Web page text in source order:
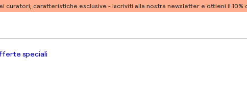
curatori, caratteristiche esclusive - iscriviti alla nostra newsletter e ottieni il
speciali